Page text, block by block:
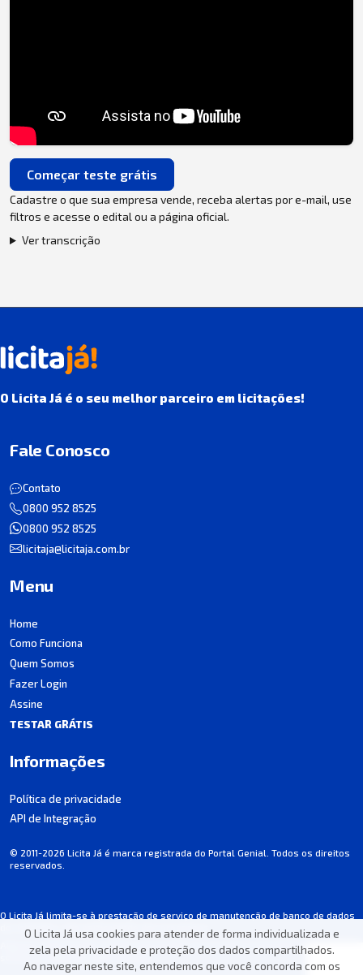
O Licita Já usa cookies para atender de forma individualizada e
zela pela privacidade e proteção dos dados compartilhados.
Ao navegar neste site, entendemos que você concorda com os
Começar teste grátis
Cadastre o que sua empresa vende, receba alertas por e-mail, use
filtros e acesse o edital ou a página oficial.
Ver transcrição
O Licita Já é o seu melhor parceiro em licitações!
O Licita Já limita-se à prestação de serviço de manutenção de banco de dados
de licitações, não participando dos processos.
Algumas informações podem apresentar incorreções involuntárias. Consulte
sempre o edital de cada licitação.
Fale Conosco
Contato
0800 952 8525
0800 952 8525
licitaja@licitaja.com.br
Menu
Home
Como Funciona
Quem Somos
Fazer Login
Assine
TESTAR GRÁTIS
Informações
Política de privacidade
API de Integração
© 2011-2026 Licita Já é marca registrada do Portal Genial. Todos os direitos
reservados.